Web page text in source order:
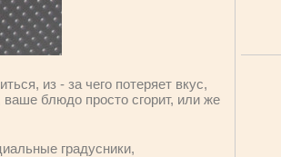
из - за чего потеряет вкус,
блюдо просто сгорит, или же
градусники,